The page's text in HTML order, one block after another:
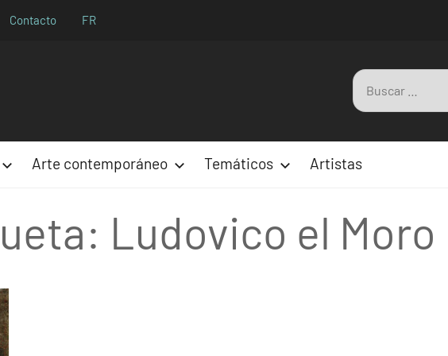
Contacto FR
Buscar:
Arte contemporáneo Temáticos Artistas
Ludovico el Moro